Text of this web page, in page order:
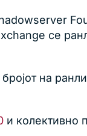
се
на
и колективно